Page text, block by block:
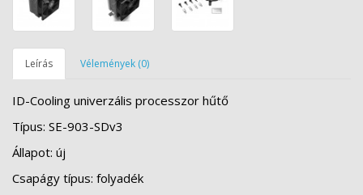
Leírás Vélemények (0)
ID-Cooling univerzális processzor hűtő
Típus: SE-903-SDv3
Állapot: új
Csapágy típus: folyadék